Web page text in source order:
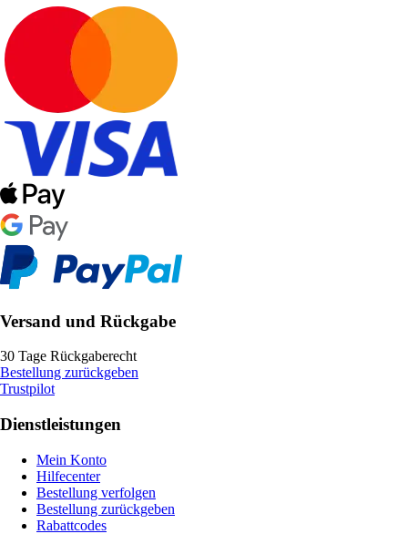
Versand und Rückgabe
30 Tage Rückgaberecht
Bestellung zurückgeben
Trustpilot
Dienstleistungen
Mein Konto
Hilfecenter
Bestellung verfolgen
Bestellung zurückgeben
Rabattcodes